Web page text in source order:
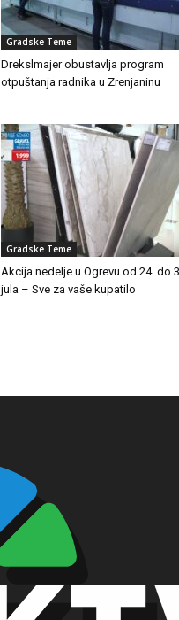
Gradske Teme
Drekslmajer obustavlja program
otpuštanja radnika u Zrenjaninu
Gradske Teme
Akcija nedelje u Ogrevu od 24. do
jula – Sve za vaše kupatilo